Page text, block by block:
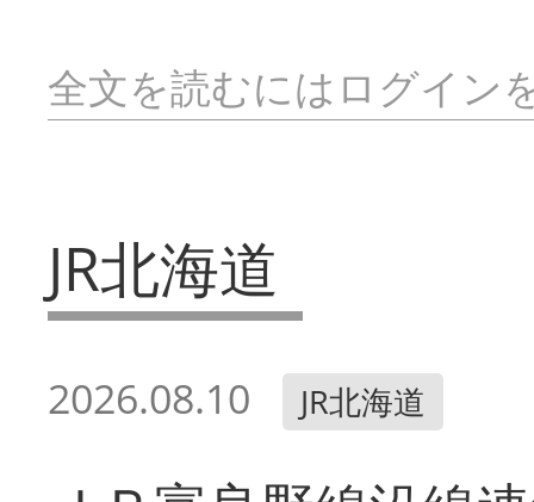
全文を読むにはログイン
JR北海道
2026.08.10 JR北海道